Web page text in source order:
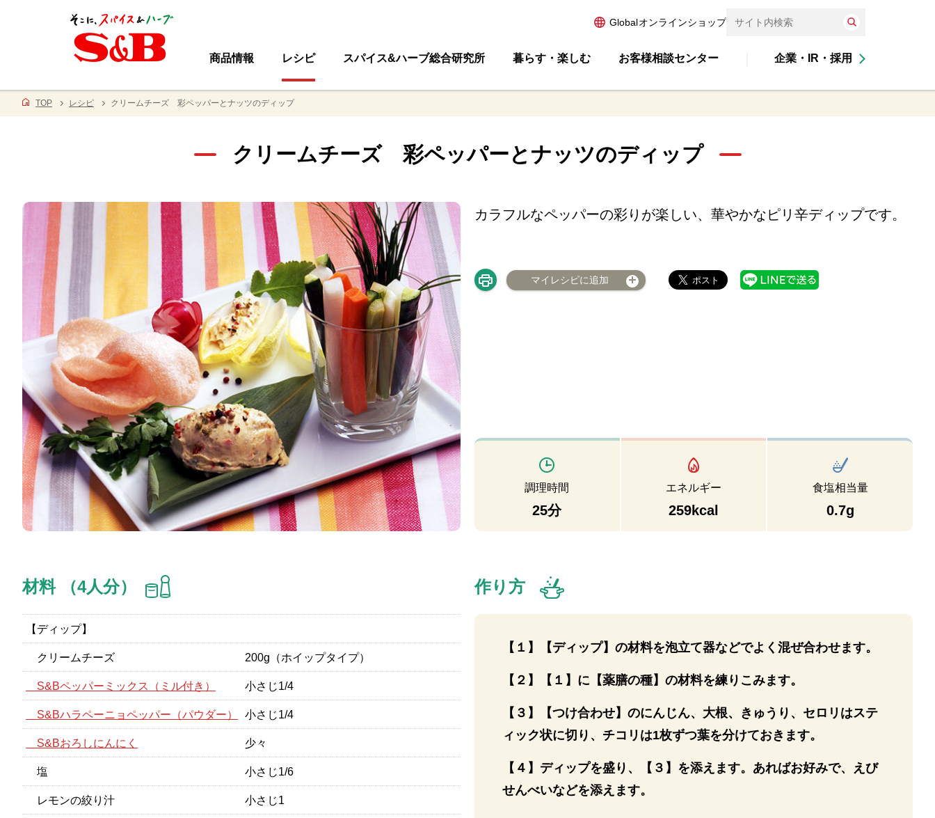
Globalオンラインショップ
商品情報 レシピ スパイス&ハーブ総合研究所 暮らす・楽しむ お客様相談センター 企業・IR・採用
TOP レシピ クリームチーズ 彩ペッパーとナッツのディップ
クリームチーズ 彩ペッパーとナッツのディップ
カラフルなペッパーの彩りが楽しい、華やかなピリ辛ディップです。
マイレシピに追加
調理時間
25分
エネルギー
259kcal
食塩相当量
0.7g
材料 （4人分）
【ディップ】
クリームチーズ 200g（ホイップタイプ）
S&Bペッパーミックス（ミル付き） 小さじ1/4
S&Bハラペーニョペッパー（パウダー） 小さじ1/4
S&Bおろしにんにく 少々
塩 小さじ1/6
レモンの絞り汁 小さじ1
作り方
【１】【ディップ】の材料を泡立て器などでよく混ぜ合わせます。
【２】【１】に【薬膳の種】の材料を練りこみます。
【３】【つけ合わせ】のにんじん、大根、きゅうり、セロリはステ
ィック状に切り、チコリは1枚ずつ葉を分けておきます。
【４】ディップを盛り、【３】を添えます。あればお好みで、えび
せんべいなどを添えます。